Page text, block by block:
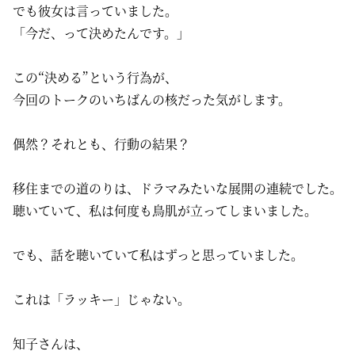
でも彼女は言っていました。
「今だ、って決めたんです。」
この“決める”という行為が、
今回のトークのいちばんの核だった気がします。
偶然？それとも、行動の結果？
移住までの道のりは、ドラマみたいな展開の連続でした。
聴いていて、私は何度も鳥肌が立ってしまいました。
でも、話を聴いていて私はずっと思っていました。
これは「ラッキー」じゃない。
知子さんは、